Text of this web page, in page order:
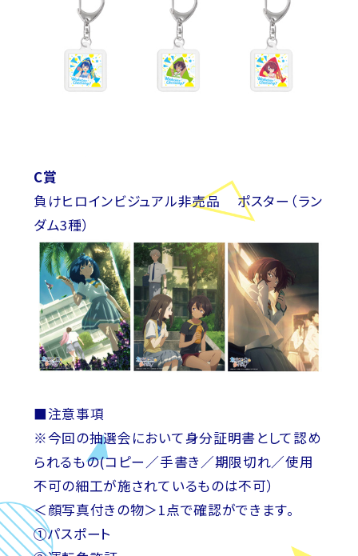
C賞
負けヒロインビジュアル非売品 A3ポスター（ラン
ダム3種）
■注意事項
※今回の抽選会において身分証明書として認め
られるもの(コピー／手書き／期限切れ／使用
不可の細工が施されているものは不可）
＜顔写真付きの物＞1点で確認ができます。
①パスポート